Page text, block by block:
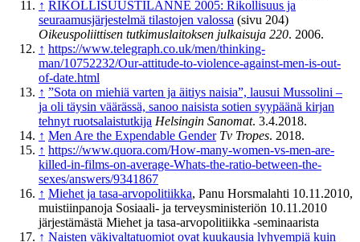
↑ RIKOLLISUUSTILANNE 2005: Rikollisuus ja
seuraamusjärjestelmä tilastojen valossa (sivu 204)
Oikeuspoliittisen tutkimuslaitoksen julkaisuja 220. 2006.
↑ https://www.telegraph.co.uk/men/thinking-
man/10752232/Our-attitude-to-violence-against-men-is-out-
of-date.html
↑ ”Sota on miehiä varten ja äitiys naisia”, lausui Mussolini –
ja oli täysin väärässä, sanoo naisista sotien syypäänä kirjan
tehnyt ruotsalaistutkija Helsingin Sanomat. 3.4.2018.
↑ Men Are the Expendable Gender Tv Tropes. 2018.
↑ https://www.quora.com/How-many-women-vs-men-are-
killed-in-films-on-average-Whats-the-ratio-between-the-
sexes/answers/9341867
↑ Miehet ja tasa-arvopolitiikka, Panu Horsmalahti 10.11.2010,
muistiinpanoja Sosiaali- ja terveysministeriön 10.11.2010
järjestämästä Miehet ja tasa-arvopolitiikka -seminaarista
↑ Naisten väkivaltatuomiot ovat kuukausia lyhyempiä kuin